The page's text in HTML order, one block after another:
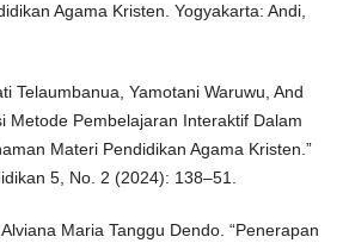
Agama Kristen. Yogyakarta: Andi,
Telaumbanua, Yamotani Waruwu, And
Metode Pembelajaran Interaktif Dalam
Materi Pendidikan Agama Kristen.”
5, No. 2 (2024): 138–51.
Maria Tanggu Dendo. “Penerapan